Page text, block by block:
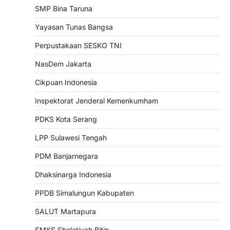
SMP Bina Taruna
Yayasan Tunas Bangsa
Perpustakaan SESKO TNI
NasDem Jakarta
Cikpuan Indonesia
Inspektorat Jenderal Kemenkumham
PDKS Kota Serang
LPP Sulawesi Tengah
PDM Banjarnegara
Dhaksinarga Indonesia
PPDB Simalungun Kabupaten
SALUT Martapura